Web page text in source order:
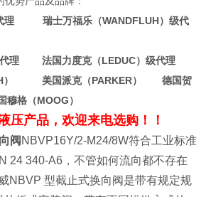
代理 瑞士万福乐（WANDFLUH）级代
代理 法国力度克（LEDUC）级代理
） 美国派克（PARKER） 德国贺
格（MOOG）
压产品，欢迎来电选购！！
阀 NBVP16Y/2-M24/8W符合工业标准
24 340-A6，不管如何流向都不存在
NBVP 型截止式换向阀是带有规定规